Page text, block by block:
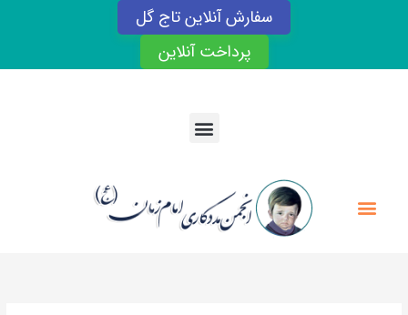
سفارش آنلاین تاج گل
پرداخت آنلاین
Menu